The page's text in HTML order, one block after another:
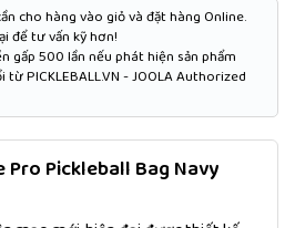
cho hàng vào giỏ và đặt hàng Online.
để tư vấn kỹ hơn!
gấp 500 lần nếu phát hiện sản phẩm
PICKLEBALL.VN - JOOLA Authorized
Pro Pickleball Bag Navy